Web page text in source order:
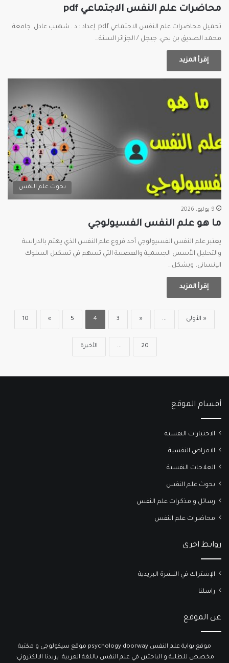
محاضرات علم النفس الاجتماعي pdf
تحميل محاضرات علم النفس الاجتماعي pdf إعداد : د . شهيب عادل جامعة
محمد الصديق بن يحي. جيجل / الجزائر السنة…
إقرأ المزيد
بحوث علم النفس
9 يوليو، 2026
ما هو علم النفس الفسيولوجي
يعتبر علم النفس الفسيولوجي أحد فروع علم النفس الذي يهتم بالدراسة
والتحليل الأسس الجسمية والعصبية التي تسهم في تشكيل السلوك
الإنساني، ويشكل…
إقرأ المزيد
« الأولى ...
«
3
4
5
»
10
20
... الأخيرة
أقسام الموقع
الاختبارات النفسية
الامراض النفسية
العلاجات النفسية
بحوث علم النفس
رسائل و مذكرات علم النفس
محاضرات علم النفس
روابط اخرى
الإشتراك في النشرة البريدية
راسلنا
عن الموقع
موقع بوابة علم النفس psychology doorway موقع سيكولوجي و مكتبة
مخصص للطلبة و الباحثين في علم النفس باللغة العربية. بريدنا الالكتروني: